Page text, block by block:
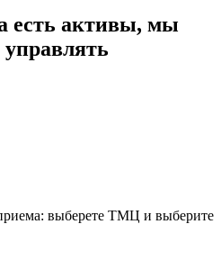
есть активы, мы
выберете ТМЦ и выберите